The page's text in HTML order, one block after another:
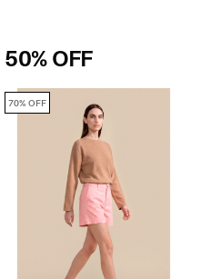
OFF
70% OFF